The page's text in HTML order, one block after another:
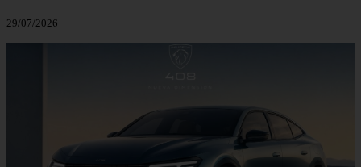
29/07/2026